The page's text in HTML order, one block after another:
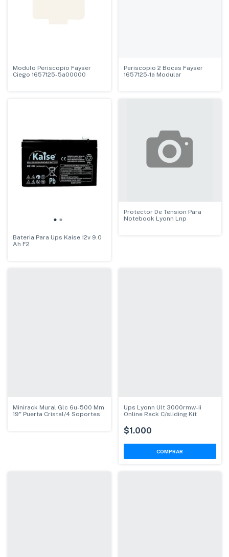
Modulo Periscopio Fayser
Ciego 1657125-5a00000
Periscopio 2 Bocas Fayser
1657125-1a Modular
Bateria Para Ups Kaise 12v 9.0
Ah F2
Protector De Tension Para
Notebook Lyonn Lnp
Minirack Mural Glc 6u-500 Mm
19" Puerta Cristal/4 Soportes
Ups Lyonn Ult 3000rmw-ii
Online Rack C/sliding Kit
$1.000